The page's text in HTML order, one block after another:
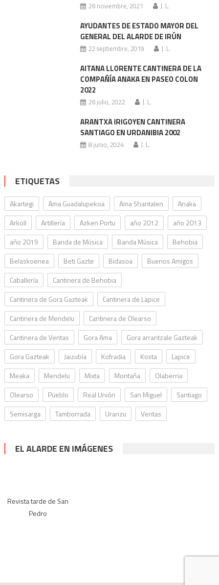
26 noviembre, 2021 J. L.
AYUDANTES DE ESTADO MAYOR DEL
GENERAL DEL ALARDE DE IRÚN
22 septiembre, 2019 J. L.
AITANA LLORENTE CANTINERA DE LA
COMPAÑÍA ANAKA EN PASEO COLON
2022
26 julio, 2022 J. L.
ARANTXA IRIGOYEN CANTINERA
SANTIAGO EN URDANIBIA 2002
8 junio, 2024 J. L.
ETIQUETAS
Akartegi Ama Guadalupekoa Ama Shantalen
Anaka
Arkoll
Artillería Azken Portu año 2012
año 2013
año 2019
Banda de Música Banda Música
Behobia
Belaskoenea
Beti Gazte Bidasoa
Buenos Amigos
Caballería
Cantinera de Behobia
Cantinera de Gora Gazteak
Cantinera de Lapice
Cantinera de Mendelu
Cantinera de Olearso
Cantinera de Ventas
Gora Ama
Gora arrantzale Gazteak
Gora Gazteak
Jaizubía Kofradia Kosta
Lapice
Meaka
Mendelu Mixta Montaña
Olaberria
Olearso
Pueblo Real Unión San Miguel
Santiago
Semisarga
Tamborrada Uranzu Ventas
EL ALARDE EN IMÁGENES
Revista tarde de San
Pedro